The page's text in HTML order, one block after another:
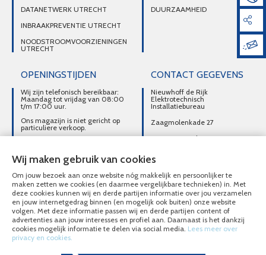
DATANETWERK UTRECHT
INBRAAKPREVENTIE UTRECHT
NOODSTROOMVOORZIENINGEN
UTRECHT
DUURZAAMHEID
OPENINGSTIJDEN
Wij zijn telefonisch bereikbaar:
Maandag tot vrijdag van 08:00
t/m 17:00 uur.
Ons magazijn is niet gericht op
particuliere verkoop.
contact.
CONTACT GEGEVENS
Nieuwhoff de Rijk
Elektrotechnisch
Installatiebureau
Zaagmolenkade 27
3515 AC Utrecht
DIRECT CONTACT
OPNEMEN
030-2716496
MAIL ONS
© Nieuwhoff de Rijk Elektrotechnisch Installatiebureau 2020 - 2026
Wij maken gebruik van cookies
Om jouw bezoek aan onze website nóg makkelijk en persoonlijker te
maken zetten we cookies (en daarmee vergelijkbare technieken) in. Met
deze cookies kunnen wij en derde partijen informatie over jou verzamelen
en jouw internetgedrag binnen (en mogelijk ook buiten) onze website
volgen. Met deze informatie passen wij en derde partijen content of
advertenties aan jouw interesses en profiel aan. Daarnaast is het dankzij
cookies mogelijk informatie te delen via social media. Lees meer over
privacy en cookies.